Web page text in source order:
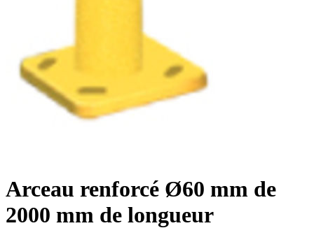
Arceau renforcé Ø60 mm de
2000 mm de longueur